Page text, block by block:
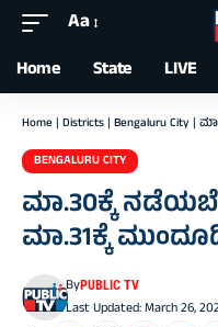
Font
Resizer
Aa
Home State LIVE
Home | Districts | Bengaluru City |
BENGALURU CITY
ಮಾ.30ಕ್ಕೆ
ಮಾ.31ಕ್ಕೆ
Last Updated: March 26,
ByPUBLIC TV